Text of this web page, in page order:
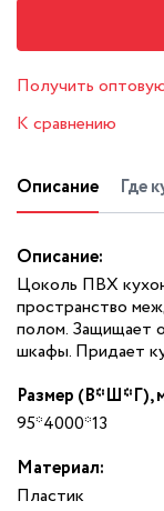
Получить
К сравнению
Описание Где
Описание:
Цоколь ПВХ
пространство
полом. Защищает
шкафы. Придает
Размер (В*Ш*Г),
95*4000*13
Материал:
Пластик